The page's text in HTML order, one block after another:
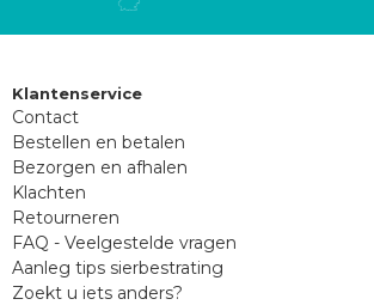
Klantenservice
Contact
Bestellen en betalen
Bezorgen en afhalen
Klachten
Retourneren
FAQ - Veelgestelde vragen
Aanleg tips sierbestrating
Zoekt u iets anders?